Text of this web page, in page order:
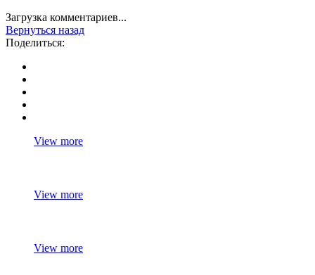
Загрузка комментариев...
Вернуться назад
Поделиться:
View more
View more
View more